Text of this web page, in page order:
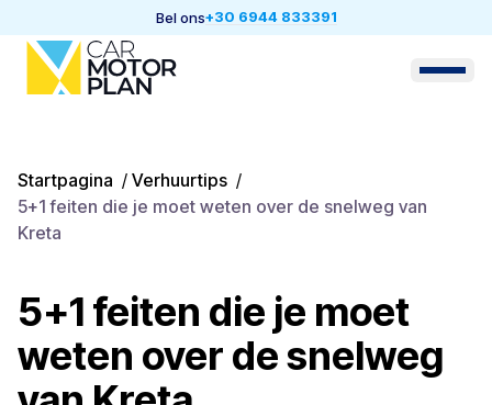
Bel ons+30 6944 833391
Startpagina / Verhuurtips /
5+1 feiten die je moet weten over de snelweg van
Kreta
5+1 feiten die je moet
weten over de snelweg